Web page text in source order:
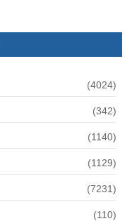
(4024)
(342)
(1140)
(1129)
(7231)
(110)